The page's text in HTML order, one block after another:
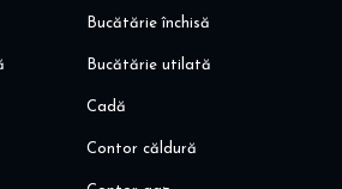
benzinarii, farmacii, clinici medicale si
vizionare! Alina Dinoiu
Bucătărie închisă
Bucătărie utilată
Cadă
Contor căldură